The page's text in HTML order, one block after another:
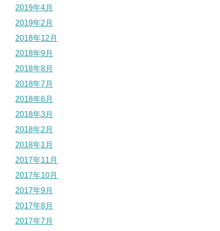
2019年4月
2019年2月
2018年12月
2018年9月
2018年8月
2018年7月
2018年6月
2018年3月
2018年2月
2018年1月
2017年11月
2017年10月
2017年9月
2017年8月
2017年7月